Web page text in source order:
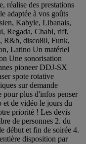
réalise des prestations
adaptée à vos goûts
Kabyle, Libanais,
Regada, Chabi, riff,
R&b, disco80, Funk,
Latino Un matériel
Une sonorisation
pioneer DDJ-SX
spote rotative
sur demande
pour plus d'infos penser
et de vidéo le jours du
priorité ! Les devis
de personnes 2. du
début et fin de soirée 4.
disposition par